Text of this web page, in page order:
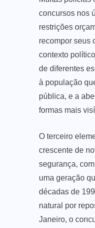
concursos nos
restrições
recompor seus
contexto
de diferentes
à população
pública, e a
formas mais
O terceiro
crescente de
segurança,
uma geração
décadas de
natural por
Janeiro, o